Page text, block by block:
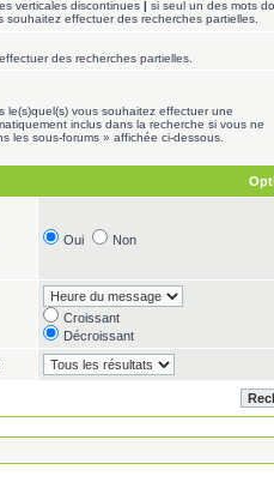
verticales discontinues | si seul un des mots
souhaitez effectuer des recherches partielles.
des recherches partielles.
le(s)quel(s) vous souhaitez effectuer une
inclus dans la recherche si vous ne
les sous-forums » affichée ci-dessous.
Oui Non
Croissant
Décroissant